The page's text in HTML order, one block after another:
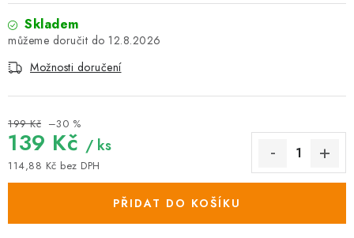
Skladem
12.8.2026
Možnosti doručení
199 Kč –30 %
139 Kč / ks
114,88 Kč bez DPH
Měrná cena:
PŘIDAT DO KOŠÍKU